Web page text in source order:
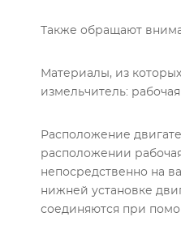
Также обращают
Материалы, из
измельчитель:
Расположение
расположении
непосредственно на
нижней установке
соединяются при